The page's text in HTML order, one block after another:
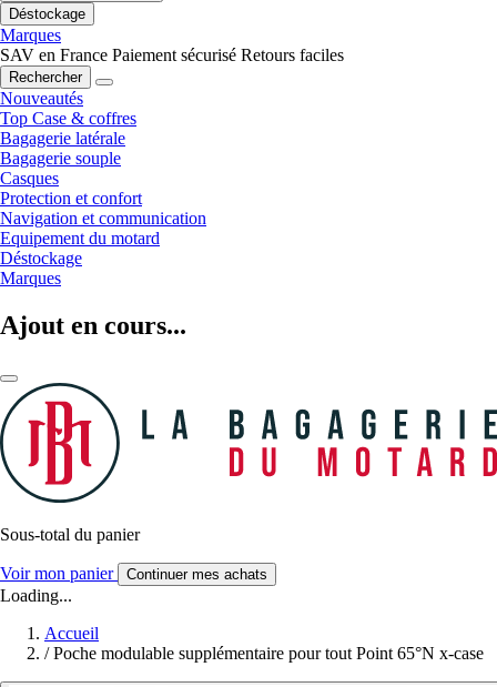
Déstockage
Marques
SAV en France Paiement sécurisé Retours faciles
Rechercher
Nouveautés
Top Case & coffres
Bagagerie latérale
Bagagerie souple
Casques
Protection et confort
Navigation et communication
Equipement du motard
Déstockage
Marques
Ajout en cours...
Sous-total du panier
Voir mon panier Continuer mes achats
Loading...
Accueil
/ Poche modulable supplémentaire pour tout Point 65°N x-case